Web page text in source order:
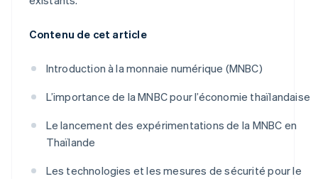
Contenu de cet article
Introduction à la monnaie numérique (MNBC)
L’importance de la MNBC pour l’économie thaïlandaise
Le lancement des expérimentations de la MNBC en
Thaïlande
Les technologies et les mesures de sécurité pour le